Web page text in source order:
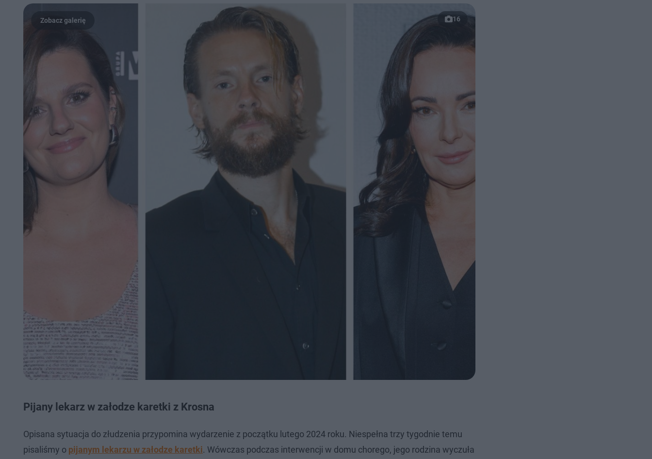
16
Pijany lekarz w załodze karetki z Krosna
Opisana sytuacja do złudzenia przypomina wydarzenie z początku lutego 2024 roku. Niespełna trzy tygodnie temu
pisaliśmy o pijanym lekarzu w załodze karetki. Wówczas podczas interwencji w domu chorego, jego rodzina wyczuła